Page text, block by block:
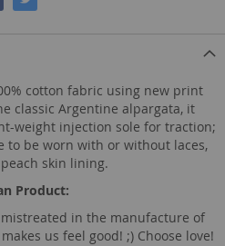
cotton fabric using new print
classic Argentine alpargata, it
weight injection sole for traction;
to be worn with or without laces,
skin lining.
Product:
in the manufacture of
us feel good! ;) Choose love!